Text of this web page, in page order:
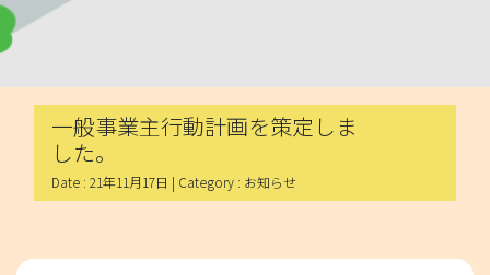
一般事業主行動計画を策定しま
した。
Date : 21年11月17日 | Category : お知らせ